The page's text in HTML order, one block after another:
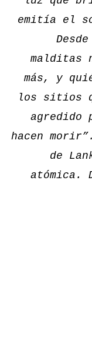
emitía el
malditas
más, y
los sitios
agredido
hacen
de
atómica.